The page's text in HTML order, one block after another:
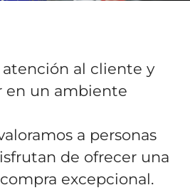
atención al cliente y
en un ambiente
a personas
de ofrecer una
excepcional.